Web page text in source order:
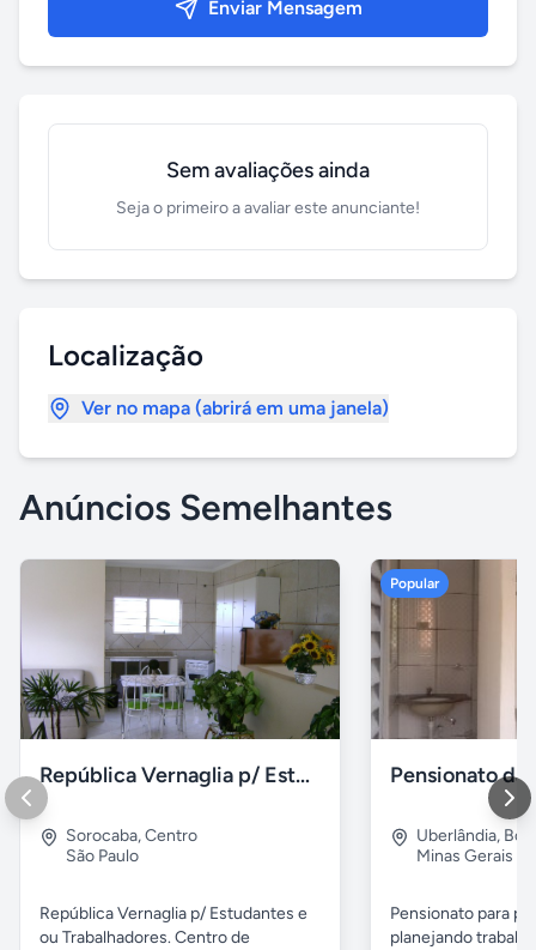
Enviar Mensagem
Sem avaliações ainda
Seja o primeiro a avaliar este anunciante!
Localização
Ver no mapa (abrirá em uma janela)
Anúncios Semelhantes
República Vernaglia p/ Estudantes ou Trabalhadores
Sorocaba,Centro
São Paulo
República Vernaglia p/ Estudantes e
ou Trabalhadores. Centro de
Popular
Uberlândia,
Minas Gerais
Pensionato para
planejando